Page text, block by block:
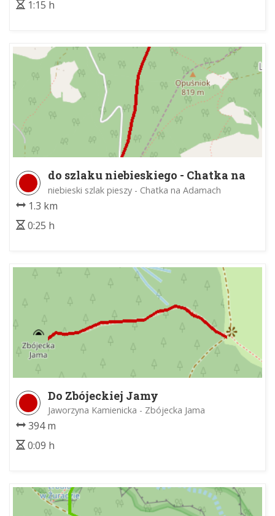
1:15 h
do szlaku niebieskiego - Chatka na
Adamach
niebieski szlak pieszy - Chatka na Adamach
1.3 km
0:25 h
Do Zbójeckiej Jamy
Jaworzyna Kamienicka - Zbójecka Jama
394 m
0:09 h